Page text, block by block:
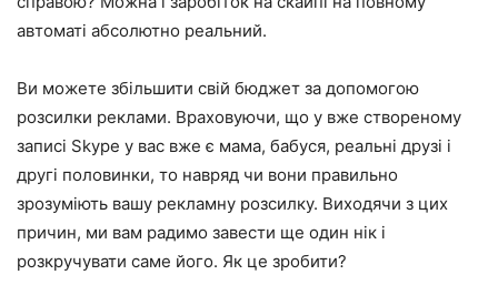
автоматі абсолютно реальний.
Ви можете збільшити свій бюджет за допомогою
розсилки реклами. Враховуючи, що у вже створеному
записі Skype у вас вже є мама, бабуся, реальні друзі і
другі половинки, то навряд чи вони правильно
зрозуміють вашу рекламну розсилку. Виходячи з цих
причин, ми вам радимо завести ще один нік і
розкручувати саме його. Як це зробити?